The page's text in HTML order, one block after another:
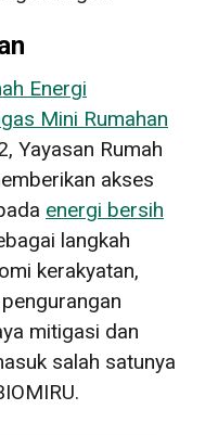
Energi
Mini Rumahan
Yayasan Rumah
akses
energi bersih
langkah
kerakyatan,
mitigasi dan
salah satunya